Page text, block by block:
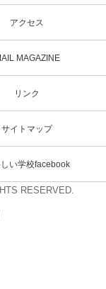
アクセス
MAGAZINE
リンク
サイトマップ
い学校facebook
RESERVED.